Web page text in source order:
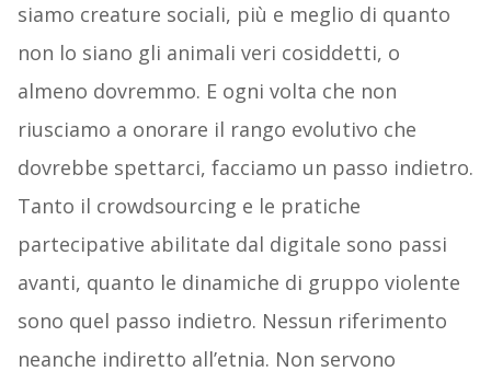
siamo creature sociali, più e meglio di quanto
non lo siano gli animali veri cosiddetti, o
almeno dovremmo. E ogni volta che non
riusciamo a onorare il rango evolutivo che
dovrebbe spettarci, facciamo un passo indietro.
Tanto il crowdsourcing e le pratiche
partecipative abilitate dal digitale sono passi
avanti, quanto le dinamiche di gruppo violente
sono quel passo indietro. Nessun riferimento
neanche indiretto all’etnia. Non servono